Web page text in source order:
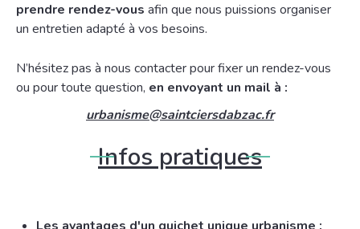
prendre rendez-vous afin que nous puissions organiser
un entretien adapté à vos besoins.
N’hésitez pas à nous contacter pour fixer un rendez-vous
ou pour toute question, en envoyant un mail à :
urbanisme@saintciersdabzac.fr
Infos pratiques